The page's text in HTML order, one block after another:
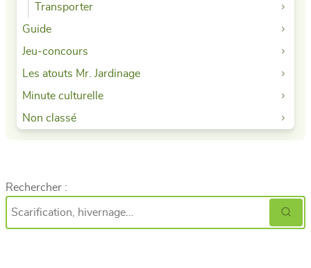
Transporter
Guide
Jeu-concours
Les atouts Mr. Jardinage
Minute culturelle
Non classé
Rechercher :